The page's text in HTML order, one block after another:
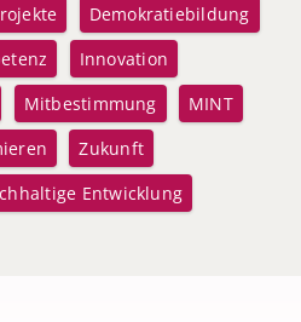
Demokratiebildung
Innovation
Mitbestimmung
MINT
Zukunft
Entwicklung